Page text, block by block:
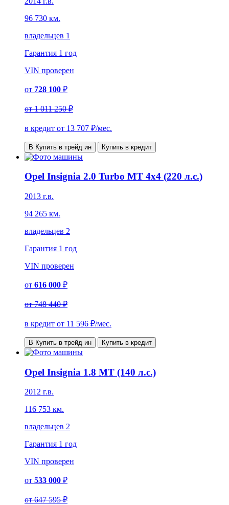
96 730 км.
владельцев 1
Гарантия 1 год
VIN проверен
от 728 100 ₽
от1 011 250 ₽
в кредит от 13 707 ₽/мес.
В Купить в трейд ин Купить в кредит
Opel Insignia 2.0 Turbo MT 4x4 (220 л.с.)
2013 г.в.
94 265 км.
владельцев 2
Гарантия 1 год
VIN проверен
от 616 000 ₽
от748 440 ₽
в кредит от 11 596 ₽/мес.
В Купить в трейд ин Купить в кредит
Opel Insignia 1.8 MT (140 л.с.)
2012 г.в.
116 753 км.
владельцев 2
Гарантия 1 год
VIN проверен
от 533 000 ₽
от647 595 ₽